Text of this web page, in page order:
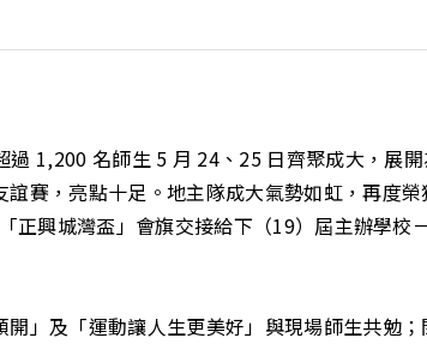
1,200 名師生 5 月 24、25 日齊聚成大，展
賽，亮點十足。地主隊成大氣勢如虹，再度
興城灣盃」會旗交接給下（19）屆主辦學校
」及「運動讓人生更美好」與現場師生共勉